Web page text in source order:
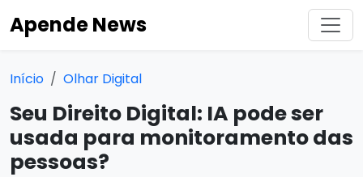
Apende News
Início Olhar Digital
Seu Direito Digital: IA pode ser
usada para monitoramento das
pessoas?